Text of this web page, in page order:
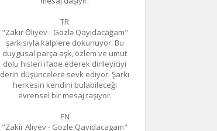
TR
"Zakir Əliyev - Gözlə Qayıdacağam"
şarkısıyla kalplere dokunuyor. Bu
duygusal parça aşk, özlem ve umut
dolu hisleri ifade ederek dinleyiciyi
derin düşüncelere sevk ediyor. Şarkı
herkesin kendini bulabileceği
evrensel bir mesaj taşıyor.
EN
"Zakir Aliyev - Gozle Qayidacagam"